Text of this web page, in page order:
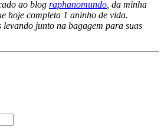
ao blog raphanomundo , da minha
hoje completa 1 aninho de vida.
junto na bagagem para suas